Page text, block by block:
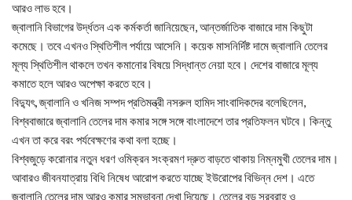
আরও লাভ হবে।
জ্বালানি বিভাগের উর্দ্ধতন এক কর্মকর্তা জানিয়েছেন, আন্তর্জাতিক বাজারে দাম কিছুটা
কমেছে। তবে এখনও স্থিতিশীল পর্যায়ে আসেনি। কয়েক মাসনির্দিষ্ট দামে জ্বালানি তেলের
মূল্য স্থিতিশীল থাকলে তখন কমানোর বিষয়ে সিদ্ধান্ত নেয়া হবে। দেশের বাজারে মূল্য
কমাতে হলে আরও অপেক্ষা করতে হবে।
বিদ্যুৎ, জ্বালানি ও খনিজ সম্পদ প্রতিমন্ত্রী নসরুল হামিদ সাংবাদিকদের বলেছিলেন,
বিশ্ববাজারে জ্বালানি তেলের দাম কমার সঙ্গে সঙ্গে বাংলাদেশে তার প্রতিফলন ঘটবে। কিন্তু
এখন তা করে বরং পর্যবেক্ষণের কথা বলা হচ্ছে।
বিশ্বজুড়ে করোনার নতুন ধরণ ওমিক্রন সংক্রমণ দ্রুত বাড়তে থাকায় নিম্নমুখী তেলের দাম।
আবারও জীবনযাত্রায় বিধি নিষেধ আরোপ করতে যাচ্ছে ইউরোপের বিভিন্ন দেশ। এতে
জ্বালানি তেলের দাম আরও কমার সম্ভাবনা দেখা দিয়েছে। তেলের বড় সরবরাহ ও